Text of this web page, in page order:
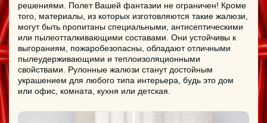
решениями. Полет Вашей фантазии не ограничен! Кроме
того, материалы, из которых изготовляются такие жалюзи,
могут быть пропитаны специальными, антисептическими
или пылеотталкивающими составами. Они устойчивы к
выгораниям, пожаробезопасны, обладают отличными
пылеудерживающими и теплоизоляционными
свойствами. Рулонные жалюзи станут достойным
украшением для любого типа интерьера, будь это дом
или офис, комната, кухня или детская.